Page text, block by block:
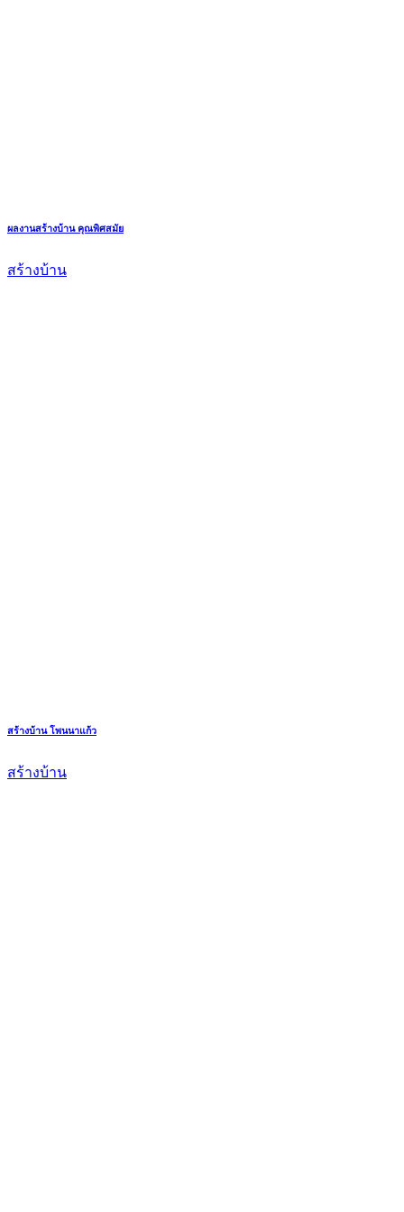
ผลงานสร้างบ้าน คุณพิศสมัย
สร้างบ้าน
สร้างบ้าน โพนนาแก้ว
สร้างบ้าน